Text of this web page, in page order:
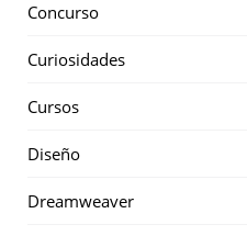
Concurso
Curiosidades
Cursos
Diseño
Dreamweaver